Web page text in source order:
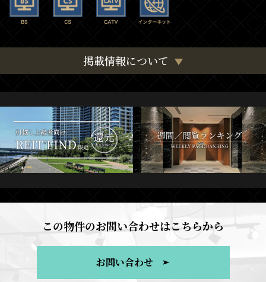
掲載情報について
この物件のお問い合わせはこちらから
お問い合わせ